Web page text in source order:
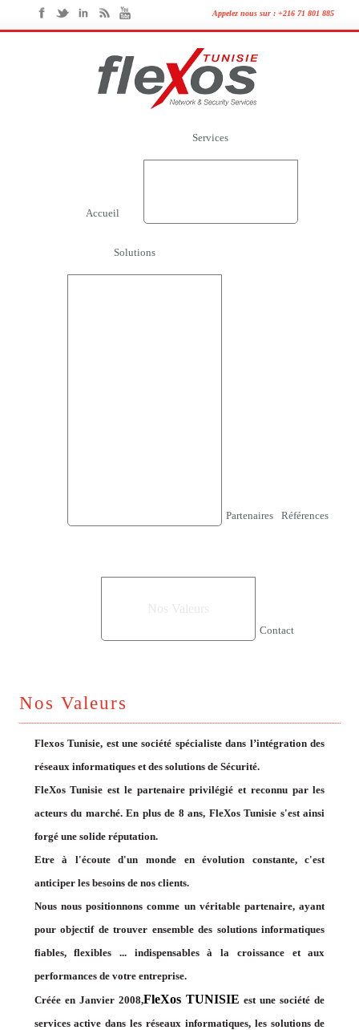
Appelez nous sur : +216 71 801 885
Accueil
Services
Solutions
Partenaires Références
Contact
Nos Valeurs
Flexos Tunisie, est une société spécialiste dans l’intégration des
réseaux informatiques et des solutions de Sécurité.
FleXos Tunisie est le partenaire privilégié et reconnu par les
acteurs du marché. En plus de 8 ans, FleXos Tunisie s'est ainsi
forgé une solide réputation.
Etre à l'écoute d'un monde en évolution constante, c'est
anticiper les besoins de nos clients.
Nous nous positionnons comme un véritable partenaire, ayant
pour objectif de trouver ensemble des solutions informatiques
fiables, flexibles ... indispensables à la croissance et aux
performances de votre entreprise.
Créée en Janvier 2008,FleXos TUNISIE est une société de
services active dans les réseaux informatiques, les solutions de